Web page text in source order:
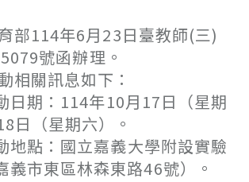
部114年6月23日臺教師(三)
號函辦理。
相關訊息如下：
期：114年10月17日（星期
日（星期六）。
點：國立嘉義大學附設實驗
義市東區林森東路46號）。